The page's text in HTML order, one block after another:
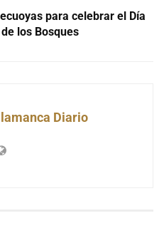
para celebrar el Día
los Bosques
Diario